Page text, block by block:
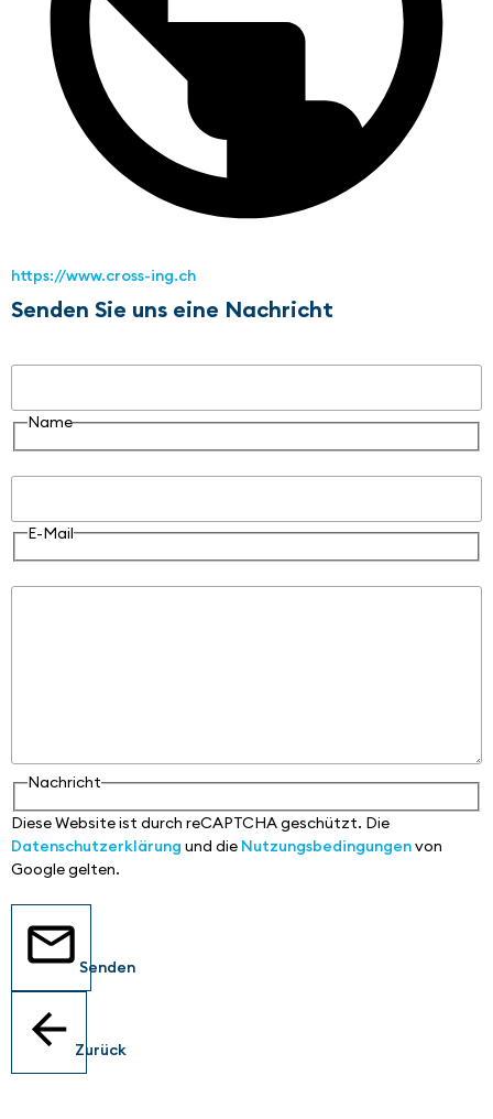
https://www.cross-ing.ch
Senden Sie uns eine Nachricht
Name
E-Mail
Nachricht
Diese Website ist durch reCAPTCHA geschützt. Die
Datenschutzerklärung und die Nutzungsbedingungenvon
Google gelten.
Senden
Zurück